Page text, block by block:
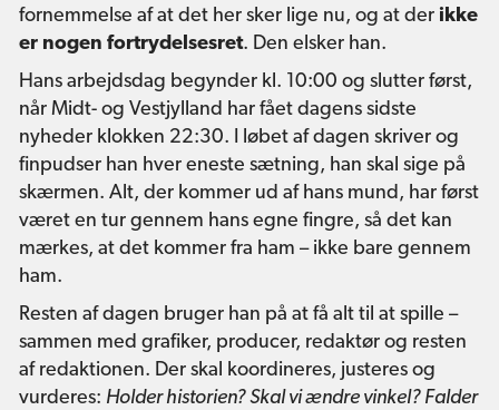
fornemmelse af at det her sker lige nu, og at derikke
er nogen fortrydelsesret. Den elsker han.
Hans arbejdsdag begynder kl. 10:00 og slutter først,
når Midt- og Vestjylland har fået dagens sidste
nyheder klokken 22:30. I løbet af dagen skriver og
finpudser han hver eneste sætning, han skal sige på
skærmen. Alt, der kommer ud af hans mund, har først
været en tur gennem hans egne fingre, så det kan
mærkes, at det kommer fra ham – ikke bare gennem
ham.
Resten af dagen bruger han på at få alt til at spille –
sammen med grafiker, producer, redaktør og resten
af redaktionen. Der skal koordineres, justeres og
vurderes: Holder historien? Skal vi ændre vinkel? Falder